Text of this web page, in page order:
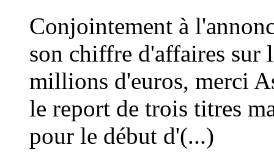
Conjointement à
son chiffre d'affaires sur
millions d'euros, merci
le report de trois titres
pour le début d'(...)